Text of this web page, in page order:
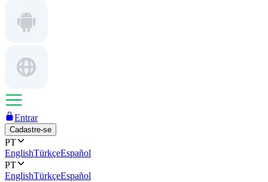
Entrar
Cadastre-se
PT
EnglishTürkçeEspañol
PT
EnglishTürkçeEspañol